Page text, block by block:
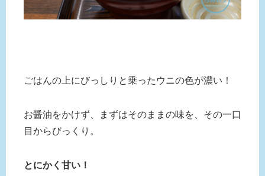
ごはんの上にびっしりと乗ったウニの色が濃い！
お醤油をかけず、まずはそのままの味を、その一口
目からびっくり。
とにかく甘い！